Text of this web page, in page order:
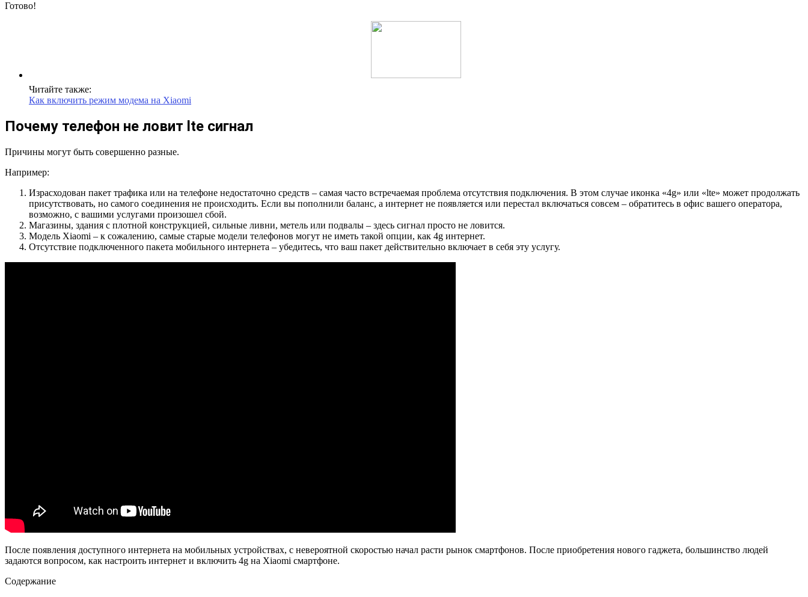
Готово!
Читайте также:
Как включить режим модема на Xiaomi
Почему телефон не ловит lte сигнал
Причины могут быть совершенно разные.
Например:
Израсходован пакет трафика или на телефоне недостаточно средств – самая часто встречаемая проблема отсутствия подключения. В этом случае иконка «4g» или «lte» может продолжать
присутствовать, но самого соединения не происходить. Если вы пополнили баланс, а интернет не появляется или перестал включаться совсем – обратитесь в офис вашего оператора,
возможно, с вашими услугами произошел сбой.
Магазины, здания с плотной конструкцией, сильные ливни, метель или подвалы – здесь сигнал просто не ловится.
Модель Xiaomi – к сожалению, самые старые модели телефонов могут не иметь такой опции, как 4g интернет.
Отсутствие подключенного пакета мобильного интернета – убедитесь, что ваш пакет действительно включает в себя эту услугу.
После появления доступного интернета на мобильных устройствах, с невероятной скоростью начал расти рынок смартфонов. После приобретения нового гаджета, большинство людей
задаются вопросом, как настроить интернет и включить 4g на Xiaomi смартфоне.
Содержание